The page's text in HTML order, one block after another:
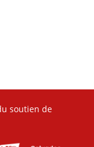
soutien de